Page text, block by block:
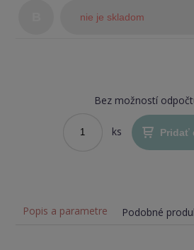
nie je skladom
Bez možností
ks Pridať
Popis a parametre Podobné